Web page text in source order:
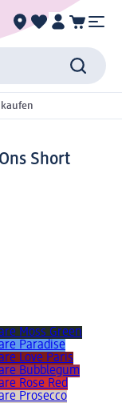
Short
Moss Green
Paradise
Love Paris
Bubblegum
Rose Red
Prosecco